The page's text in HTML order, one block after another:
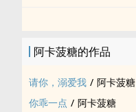
阿卡菠糖的作品
请你，溺爱我 / 阿卡菠糖
你乖一点 / 阿卡菠糖